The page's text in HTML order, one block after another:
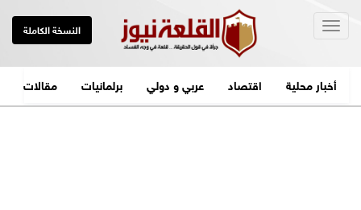
النسخة الكاملة
أخبار محلية اقتصاد عربي و دولي برلمانيات مقالات